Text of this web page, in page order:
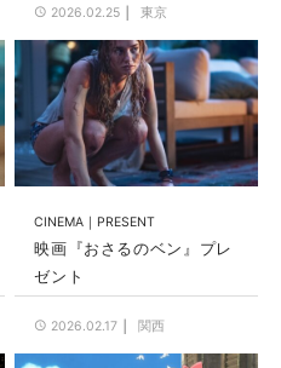
2026.02.25 東京
CINEMA PRESENT
映画『おさるのベン』プレ
ゼント
2026.02.17 関西